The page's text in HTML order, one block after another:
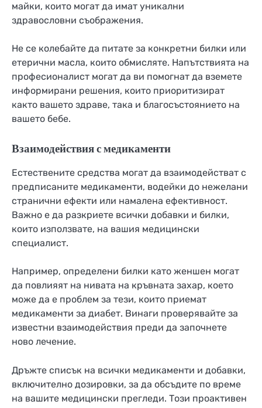
майки, които могат да имат уникални
здравословни съображения.
Не се колебайте да питате за конкретни билки или
етерични масла, които обмисляте. Напътствията на
професионалист могат да ви помогнат да вземете
информирани решения, които приоритизират
както вашето здраве, така и благосъстоянието на
вашето бебе.
Взаимодействия с медикаменти
Естествените средства могат да взаимодействат с
предписаните медикаменти, водейки до нежелани
странични ефекти или намалена ефективност.
Важно е да разкриете всички добавки и билки,
които използвате, на вашия медицински
специалист.
Например, определени билки като женшен могат
да повлияят на нивата на кръвната захар, което
може да е проблем за тези, които приемат
медикаменти за диабет. Винаги проверявайте за
известни взаимодействия преди да започнете
ново лечение.
Дръжте списък на всички медикаменти и добавки,
включително дозировки, за да обсъдите по време
на вашите медицински прегледи. Този проактивен